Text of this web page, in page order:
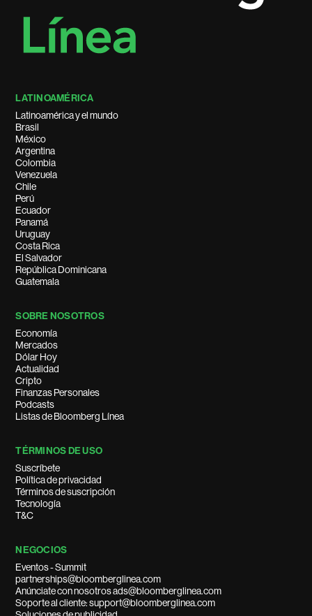
LATINOAMÉRICA
Latinoamérica y el mundo
Brasil
México
Argentina
Colombia
Venezuela
Chile
Perú
Ecuador
Panamá
Uruguay
Costa Rica
El Salvador
República Dominicana
Guatemala
SOBRE NOSOTROS
Economía
Mercados
Dólar Hoy
Actualidad
Cripto
Finanzas Personales
Podcasts
Listas de Bloomberg Línea
TÉRMINOS DE USO
Suscríbete
Política de privacidad
Términos de suscripción
Tecnología
T&C
NEGOCIOS
Eventos - Summit
partnerships@bloomberglinea.com
Anúnciate con nosotros ads@bloomberglinea.com
Soporte al cliente: support@bloomberglinea.com